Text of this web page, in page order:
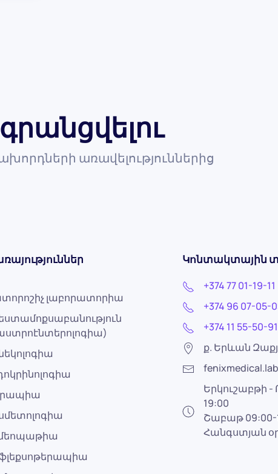
առավելություններից
լաբորատորիա
Կոնտակտային
+374 77 01-19-11
+374 96 07-05-
+374 11 55-50-91
ք. Երևան
Երկուշաբթի -
19:00
Շաբաթ 09:00-
Հանգստյան